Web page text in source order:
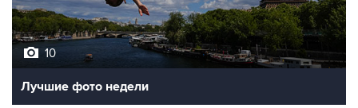
10
Лучшие фото недели